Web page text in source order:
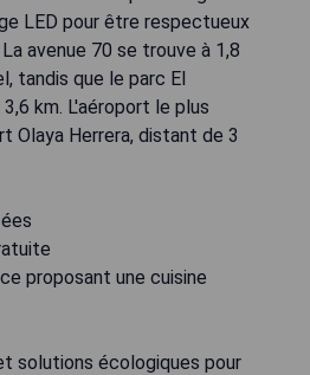
LED pour être respectueux
avenue 70 se trouve à 1,8
tandis que le parc El
km. L'aéroport le plus
Olaya Herrera, distant de 3
proposant une cuisine
solutions écologiques pour